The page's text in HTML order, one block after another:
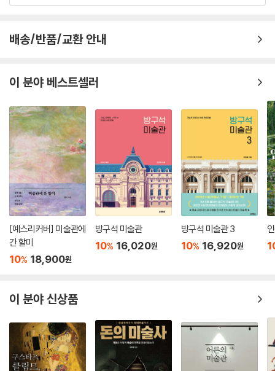
배송/반품/교환 안내
이 분야 베스트셀러
[예스리커버] 미술관에
간 할미
10% 18,900원
방구석 미술관
10% 16,020원
방구석 미술관 3
10% 16,920원
이 분야 신상품